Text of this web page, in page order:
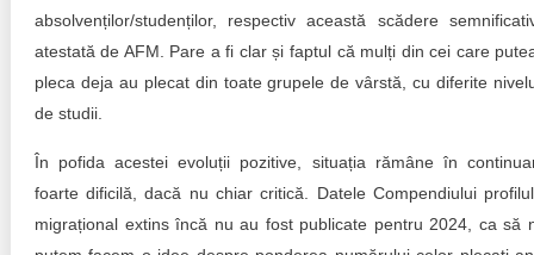
absolvenților/studenților, respectiv această scădere
atestată de AFM. Pare a fi clar și faptul că mulți din cei care
pleca deja au plecat din toate grupele de vârstă, cu diferite
de studii.
În pofida acestei evoluții pozitive, situația rămâne în
foarte dificilă, dacă nu chiar critică. Datele Compendiului
migrațional extins încă nu au fost publicate pentru 2024, ca să